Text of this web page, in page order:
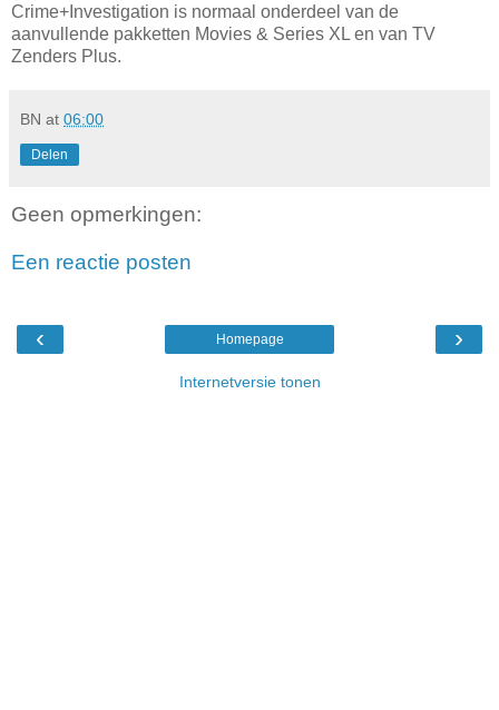
Crime+Investigation is normaal onderdeel van de
aanvullende pakketten Movies & Series XL en van TV
Zenders Plus.
BN at 06:00
Delen
Geen opmerkingen:
Een reactie posten
‹ ›
Homepage
Internetversie tonen